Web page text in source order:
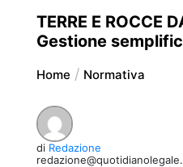
TERRE E ROCCE
Gestione
Home Normativa
di Redazione